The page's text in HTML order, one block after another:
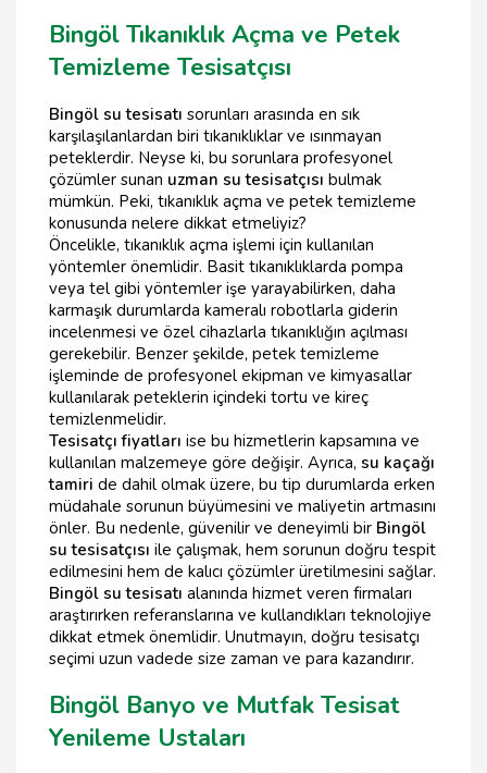
Bingöl Tıkanıklık Açma ve Petek
Temizleme Tesisatçısı
Bingöl su tesisatı sorunları arasında en sık
karşılaşılanlardan biri tıkanıklıklar ve ısınmayan
peteklerdir. Neyse ki, bu sorunlara profesyonel
çözümler sunan uzman su tesisatçısı bulmak
mümkün. Peki, tıkanıklık açma ve petek temizleme
konusunda nelere dikkat etmeliyiz?
Öncelikle, tıkanıklık açma işlemi için kullanılan
yöntemler önemlidir. Basit tıkanıklıklarda pompa
veya tel gibi yöntemler işe yarayabilirken, daha
karmaşık durumlarda kameralı robotlarla giderin
incelenmesi ve özel cihazlarla tıkanıklığın açılması
gerekebilir. Benzer şekilde, petek temizleme
işleminde de profesyonel ekipman ve kimyasallar
kullanılarak peteklerin içindeki tortu ve kireç
temizlenmelidir.
Tesisatçı fiyatları ise bu hizmetlerin kapsamına ve
kullanılan malzemeye göre değişir. Ayrıca, su kaçağı
tamiri de dahil olmak üzere, bu tip durumlarda erken
müdahale sorunun büyümesini ve maliyetin artmasını
önler. Bu nedenle, güvenilir ve deneyimli bir Bingöl
su tesisatçısı ile çalışmak, hem sorunun doğru tespit
edilmesini hem de kalıcı çözümler üretilmesini sağlar.
Bingöl su tesisatı alanında hizmet veren firmaları
araştırırken referanslarına ve kullandıkları teknolojiye
dikkat etmek önemlidir. Unutmayın, doğru tesisatçı
seçimi uzun vadede size zaman ve para kazandırır.
Bingöl Banyo ve Mutfak Tesisat
Yenileme Ustaları